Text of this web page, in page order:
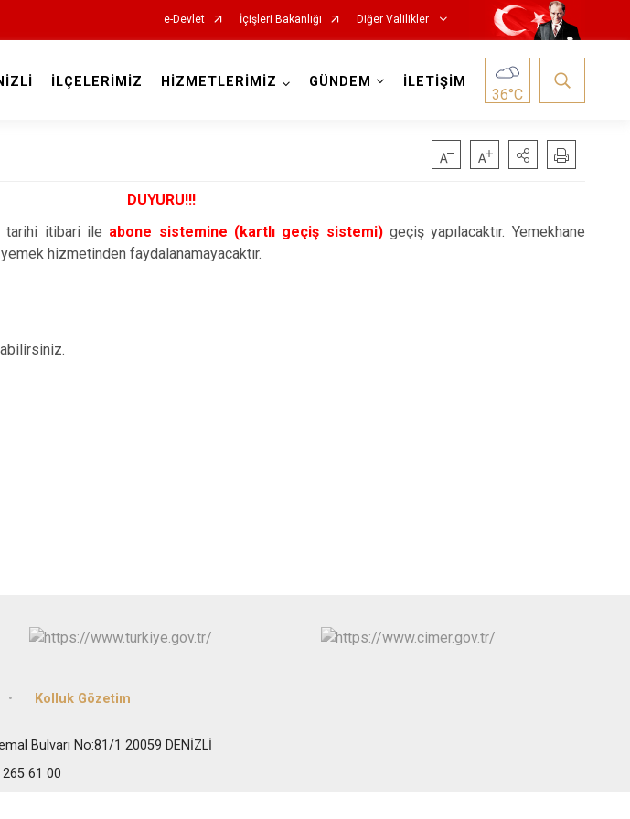
e-Devlet İçişleri Bakanlığı Diğer Valilikler
İLÇELERİMİZ HİZMETLERİMİZ GÜNDEM İLETİŞİM
36°C
DUYURU!!!
tarihi itibari ile abone sistemine (kartlı geçiş sistemi)geçiş yapılacaktır. Yemekhane
hizmetinden faydalanamayacaktır.
Kolluk Gözetim
Bulvarı No:81/1 20059 DENİZLİ
61 00